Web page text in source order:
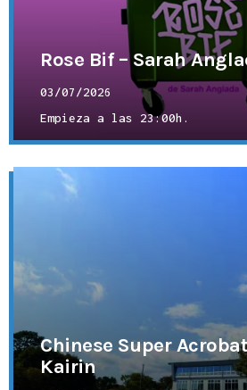
Rose Bif – Sarah
03/07/2026
Empieza a las 23:00h.
Chinese Super
Kairin